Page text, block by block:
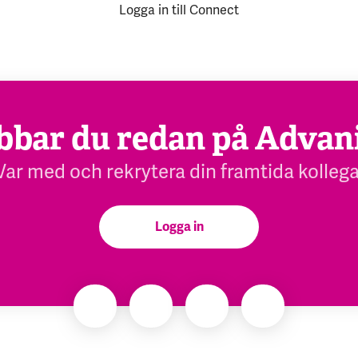
Logga in till Connect
du redan på
med och rekrytera din framtida
Logga in